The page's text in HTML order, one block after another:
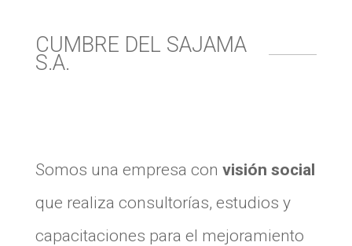
CUMBRE DEL SAJAMA
S.A.
Somos una empresa con visión social
que realiza consultorías, estudios y
capacitaciones para el mejoramiento